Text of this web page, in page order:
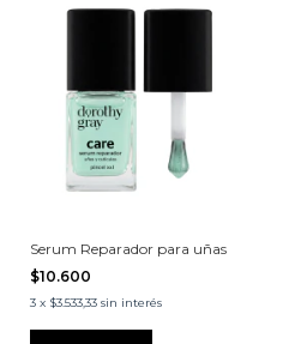
Serum Reparador para uñas
$10.600
3 x $3.533,33 sin interés